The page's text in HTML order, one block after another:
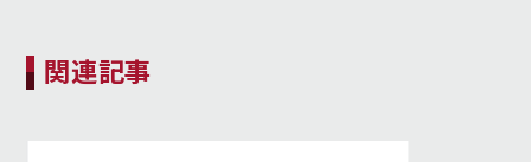
関連記事